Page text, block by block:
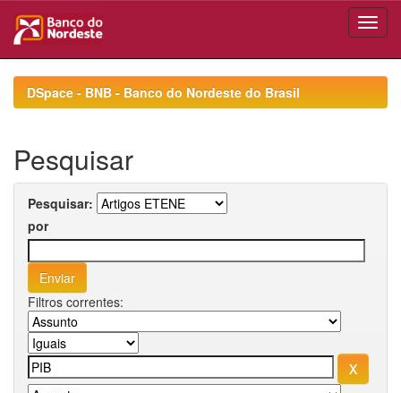
navigationDSpace - BNB - Banco do Nordeste do Brasil
Pesquisar
Pesquisar:
por
Filtros correntes: